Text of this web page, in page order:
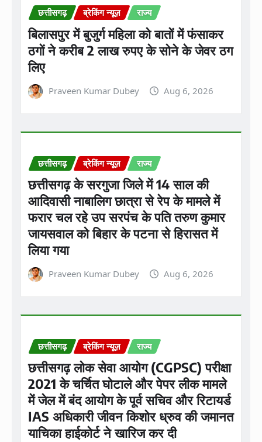
छत्तीसगढ़ ब्रेकिंग न्यूज़ राज्य
बिलासपुर में बुजुर्ग महिला को बातों में फंसाकर
ठगों ने करीब 2 लाख रुपए के सोने के जेवर ठग
लिए
Praveen Kumar Dubey Aug 6, 2026
छत्तीसगढ़ ब्रेकिंग न्यूज़ राज्य
छत्तीसगढ़ के सरगुजा जिले में 14 साल की
आदिवासी नाबालिग छात्रा से रेप के मामले में
फरार चल रहे उप सरपंच के पति तरुण कुमार
जायसवाल को बिहार के पटना से हिरासत में
लिया गया
Praveen Kumar Dubey Aug 6, 2026
छत्तीसगढ़ ब्रेकिंग न्यूज़ राज्य
छत्तीसगढ़ लोक सेवा आयोग (CGPSC) परीक्षा
2021 के चर्चित घोटाले और पेपर लीक मामले
में जेल में बंद आयोग के पूर्व सचिव और रिटायर्ड
IAS अधिकारी जीवन किशोर ध्रुव की जमानत
याचिका हाईकोर्ट ने खारिज कर दी